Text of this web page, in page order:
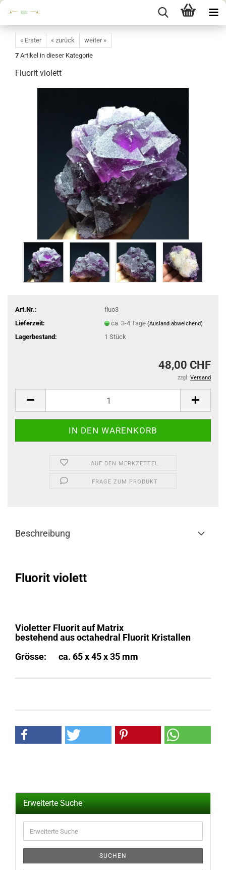
« Erster « zurück
weiter »
7 Artikel in dieser Kategorie
Fluorit violett
Art.Nr.:
fluo3
Lieferzeit:
ca. 3-4 Tage (Ausland abweichend)
Lagerbestand: 1 Stück
48,00 CHF
zzgl. Versand
AUF DEN MERKZETTEL
FRAGE ZUM PRODUKT
Beschreibung
Fluorit violett
Violetter Fluorit auf Matrix
bestehend aus octahedral Fluorit Kristallen
Grösse: ca. 65 x 45 x 35 mm
Erweiterte Suche
Suche
SUCHEN